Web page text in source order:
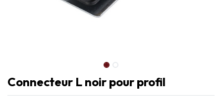
Connecteur L noir pour profil